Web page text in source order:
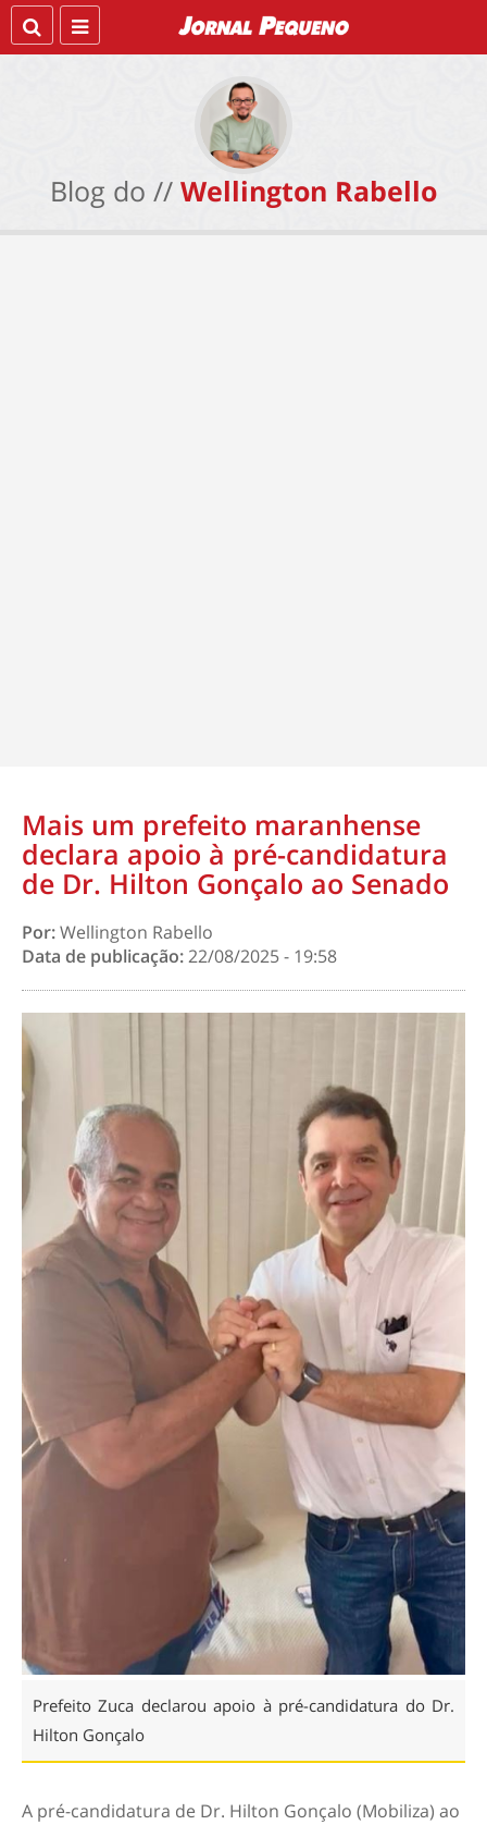
Blog do // Wellington Rabello
Mais um prefeito maranhense
declara apoio à pré-candidatura
de Dr. Hilton Gonçalo ao Senado
Por:Wellington Rabello
Data de publicação:22/08/2025 - 19:58
Prefeito Zuca declarou apoio à pré-candidatura do Dr.
Hilton Gonçalo
A pré-candidatura de Dr. Hilton Gonçalo (Mobiliza) ao